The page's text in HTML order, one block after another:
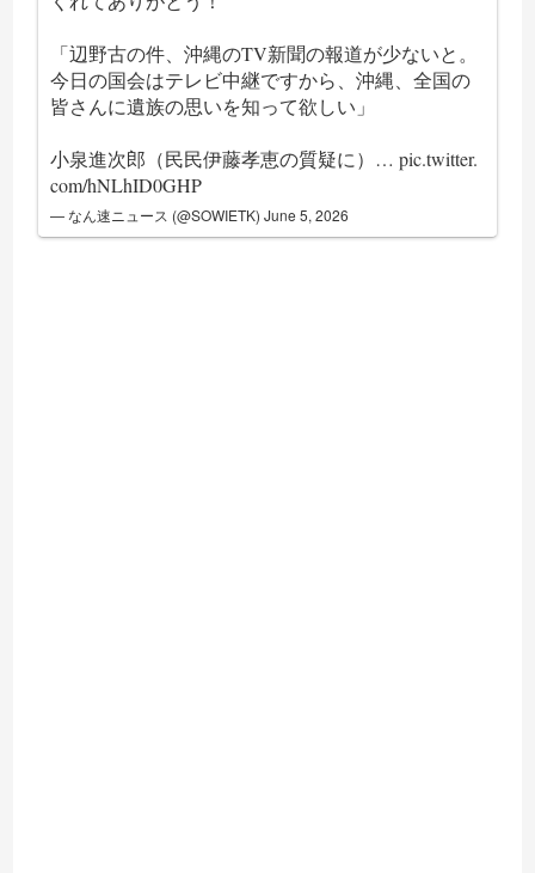
「辺野古の件、沖縄のTV新聞の報道が少ないと。
今日の国会はテレビ中継ですから、沖縄、全国の
皆さんに遺族の思いを知って欲しい」
小泉進次郎（民民伊藤孝恵の質疑に）…pic.twitter.
com/hNLhID0GHP
— なん速ニュース (@SOWIETK)June 5, 2026